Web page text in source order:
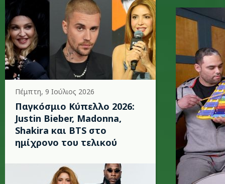
Πέμπτη, 9 Ιούλιος 2026
Παγκόσμιο Κύπελλο 2026:
Justin Bieber, Madonna,
Shakira και BTS στο
ημίχρονο του τελικού
ed-